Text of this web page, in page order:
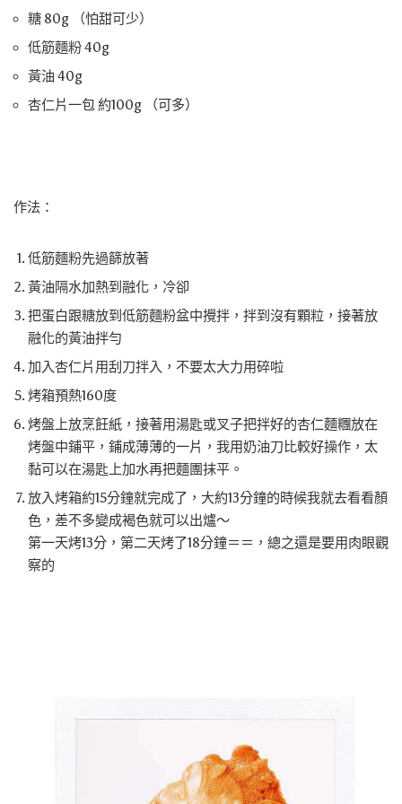
糖 80g （怕甜可少）
低筋麵粉 40g
黃油 40g
杏仁片一包 約100g （可多）
作法：
低筋麵粉先過篩放著
黃油隔水加熱到融化，冷卻
把蛋白跟糖放到低筋麵粉盆中攪拌，拌到沒有顆粒，接著放
融化的黃油拌勻
加入杏仁片用刮刀拌入，不要太大力用碎啦
烤箱預熱160度
烤盤上放烹飪紙，接著用湯匙或叉子把拌好的杏仁麵糰放在
烤盤中鋪平，鋪成薄薄的一片，我用奶油刀比較好操作，太
黏可以在湯匙上加水再把麵團抹平。
放入烤箱約15分鐘就完成了，大約13分鐘的時候我就去看看顏
色，差不多變成褐色就可以出爐～
第一天烤13分，第二天烤了18分鐘＝＝，總之還是要用肉眼觀
察的